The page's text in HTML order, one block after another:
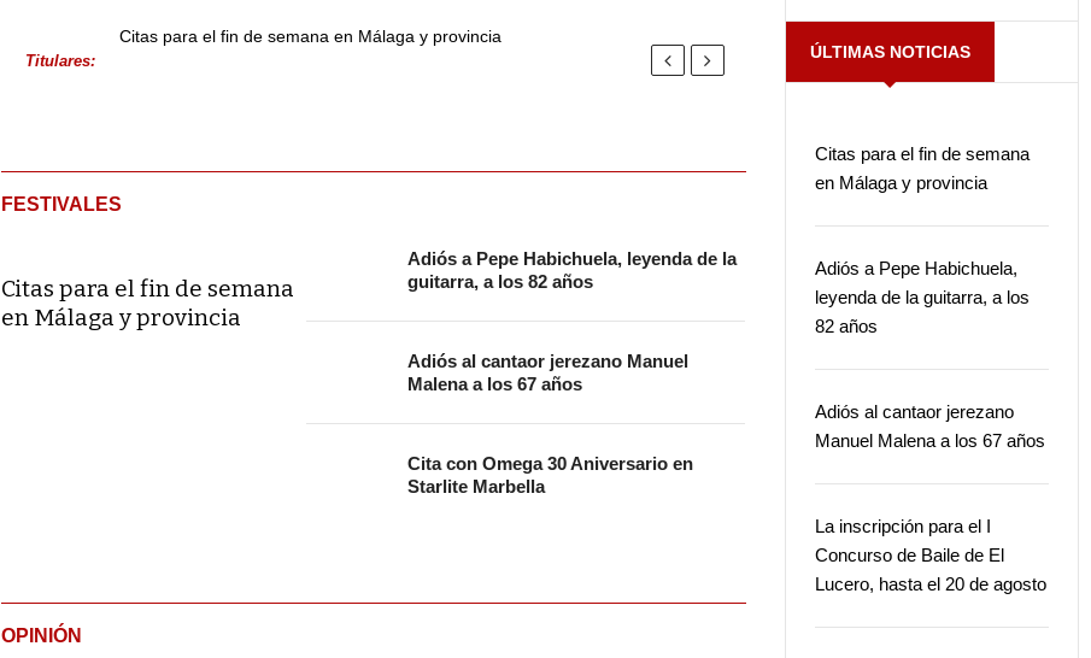
Titulares:
Citas para el fin de semana en Málaga y provincia
FESTIVALES
Citas para el fin de semana
en Málaga y provincia
Adiós a Pepe Habichuela, leyenda de la
guitarra, a los 82 años
Adiós al cantaor jerezano Manuel
Malena a los 67 años
Cita con Omega 30 Aniversario en
Starlite Marbella
OPINIÓN
ÚLTIMAS NOTICIAS
Citas para el fin de semana
en Málaga y provincia
Adiós a Pepe Habichuela,
leyenda de la guitarra, a los
82 años
Adiós al cantaor jerezano
Manuel Malena a los 67 años
La inscripción para el I
Concurso de Baile de El
Lucero, hasta el 20 de agosto